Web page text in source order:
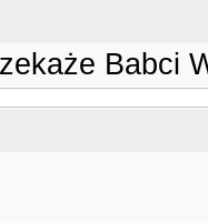
Babci